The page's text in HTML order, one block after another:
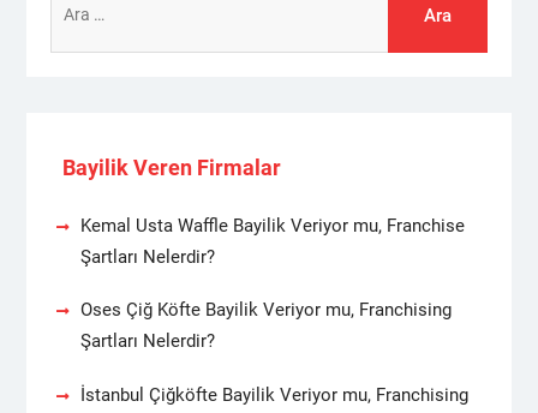
Bayilik Veren Firmalar
Kemal Usta Waffle Bayilik Veriyor mu, Franchise
Şartları Nelerdir?
Oses Çiğ Köfte Bayilik Veriyor mu, Franchising
Şartları Nelerdir?
İstanbul Çiğköfte Bayilik Veriyor mu, Franchising